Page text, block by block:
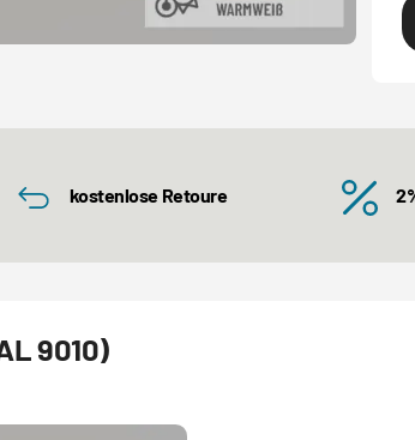
kostenlose Retoure
9010)